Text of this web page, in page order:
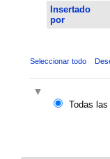
Insertado
por
Seleccionar todo
Todas las